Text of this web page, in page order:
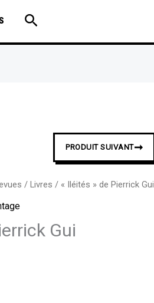
Rechercher
PRODUIT SUIVANT➞
/Livres / « Iléités » de Pierrick Gui
Gui